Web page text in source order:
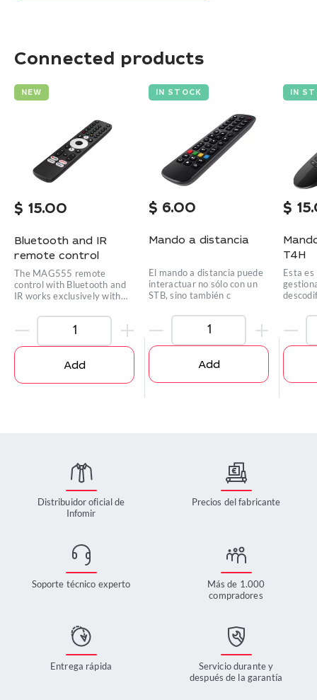
Connected products
NEW
$ 15.00
Bluetooth and IR
remote control
The MAG555 remote
control with Bluetooth and
IR works exclusively with
Add
IN STOCK
$ 6.00
Mando a distancia
El mando a distancia puede
interactuar no sólo con un
STB, sino también c
Add
IN
$
T4H
Esta
Distribuidor oficial de
Infomir
Precios del fabricante
Soporte técnico experto
Más de 1.000
compradores
Entrega rápida
Servicio durante y
después de la garantía